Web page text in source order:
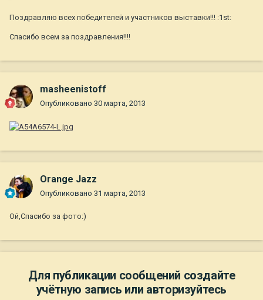
Поздравляю всех победителей и участников выставки!!! :1st:
Спасибо всем за поздравления!!!!
masheenistoff
Опубликовано 30 марта, 2013
Orange Jazz
Опубликовано 31 марта, 2013
Ой,Спасибо за фото:)
Для публикации сообщений создайте
учётную запись или авторизуйтесь